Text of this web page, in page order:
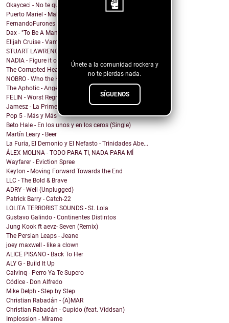
Únete a la comunidad rockera y
no te pierdas nada.
SÍGUENOS
Okayceci - No te quiero
Puerto Mariel - Maldito Antro
FernandoFurones - Me Vuelvo Salvaje
Dax - "To Be A Man" Ft. Darius Rucker
Elijah Cruise - Vampire U
STUART LAWRENCE - ONE
NADIA - Figure it out
The Corrupted Hearts - We Dug a Ditch & Laid Down
NOBRO - Who the Hell Am I?
The Aphotic - Angel
FELIN - Worst Regret
Jamesz - La Primera Brisa
Pop 5 - Más y Más
Beto Hale - En los unos y en los ceros (Single)
Martín Leary - Beer
La Furia, El Demonio y El Nefasto - Trinidades Abe...
ÁLEX MOLINA - TODO PARA TI, NADA PARA MÍ
Wayfarer - Eviction Spree
Keyton - Moving Forward Towards the End
LLC - The Bold & Brave
ADRY - Well (Unplugged)
Patrick Barry - Catch-22
LOLITA TERRORIST SOUNDS - St. Lola
Gustavo Galindo - Continentes Distintos
Jung Kook ft aevz- Seven (Remix)
The Persian Leaps - Jeane
joey maxwell - like a clown
ALICE PISANO - Back To Her
ALY G - Build It Up
Calvinq - Perro Ya Te Supero
Códice - Don Alfredo
Mike Delph - Step by Step
Christian Rabadán - (A)MAR
Christian Rabadán - Cupido (feat. Viddsan)
Implossion - Mírame